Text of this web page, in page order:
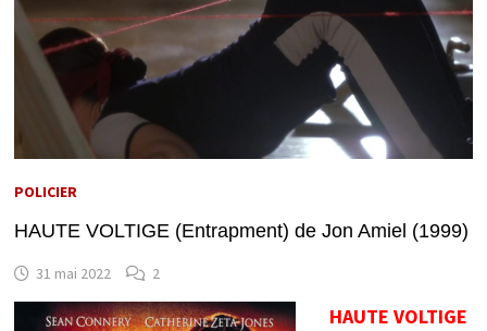
POLICIER
HAUTE VOLTIGE (Entrapment) de Jon Amiel (1999)
31 mai 2022 2
HAUTE VOLTIGE